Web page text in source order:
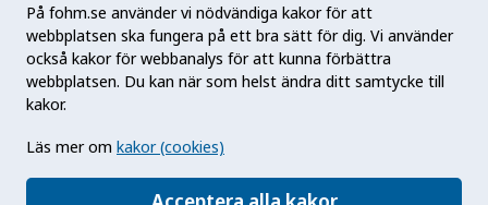
På fohm.se använder vi nödvändiga kakor för att
webbplatsen ska fungera på ett bra sätt för dig. Vi använder
också kakor för webbanalys för att kunna förbättra
webbplatsen. Du kan när som helst ändra ditt samtycke till
kakor.
Läs mer om kakor (cookies)
Folkhälsomyndigheten (Fohm) är en nationell
kunskapsmyndighet som arbetar för en bättre
folkhälsa. Det gör myndigheten genom att
främja hälsa, förebygga ohälsa och skydda mot
hälsohot. Vår vision är en folkhälsa som stärker